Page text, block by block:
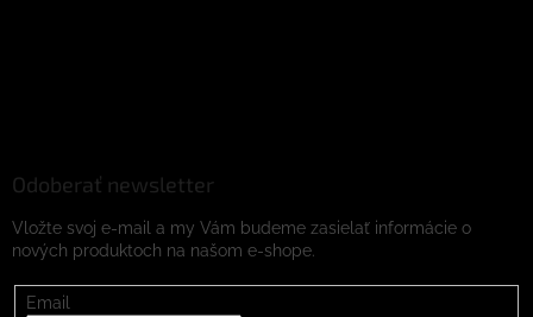
Odoberať newsletter
Vložte svoj e-mail a my Vám budeme zasielať informácie o
nových produktoch na našom e-shope.
Email